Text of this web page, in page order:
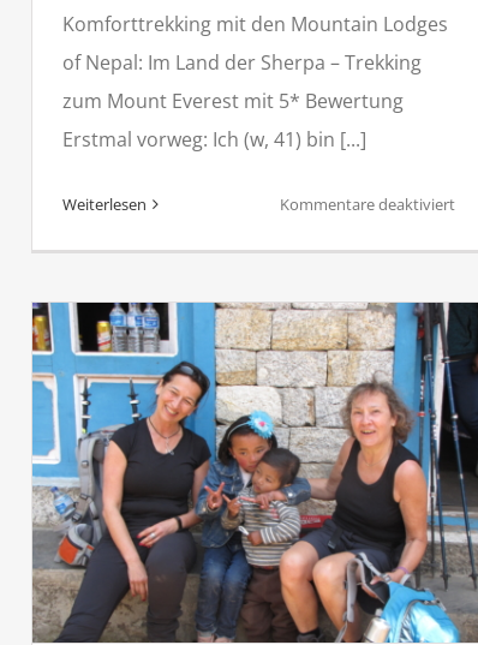
Komforttrekking mit den Mountain Lodges
of Nepal: Im Land der Sherpa – Trekking
zum Mount Everest mit 5* Bewertung
Erstmal vorweg: Ich (w, 41) bin [...]
Weiterlesen Kommentare deaktiviertfür
mit
of